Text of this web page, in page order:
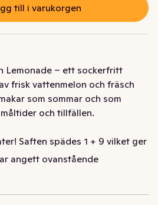
till i varukorgen
Lemonade – ett sockerfritt
frisk vattenmelon och fräsch
som sommar och som
och tillfällen.
Saften spädes 1 + 9 vilket ger
flaska med antingen stilla
är en sockerfri saft med
angett ovanstående